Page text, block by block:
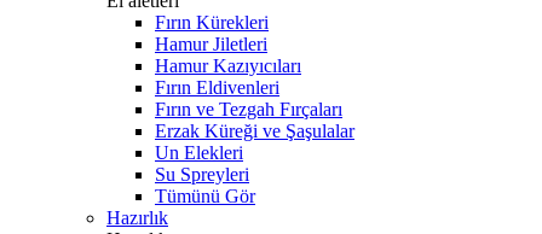
Fırın Kürekleri
Hamur Jiletleri
Hamur Kazıyıcıları
Fırın Eldivenleri
Fırın ve Tezgah Fırçaları
Erzak Küreği ve Şaşulalar
Un Elekleri
Su Spreyleri
Tümünü Gör
Hazırlık